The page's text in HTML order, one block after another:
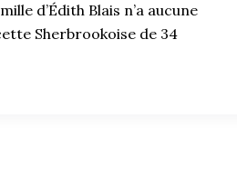
d’Édith Blais n’a aucune
Sherbrookoise de 34